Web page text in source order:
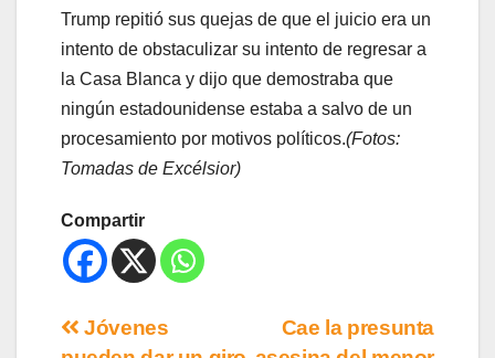
Trump repitió sus quejas de que el juicio era un
intento de obstaculizar su intento de regresar a
la Casa Blanca y dijo que demostraba que
ningún estadounidense estaba a salvo de un
procesamiento por motivos políticos.(Fotos:
Tomadas de Excélsior)
Compartir
Cae la presunta
Jóvenes